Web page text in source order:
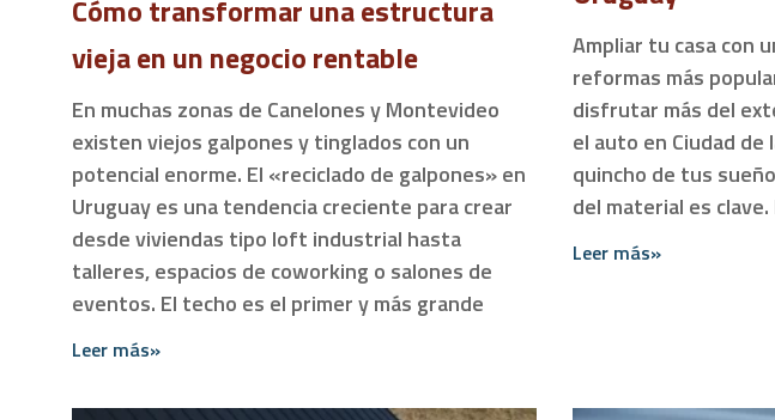
Cómo transformar una estructura
vieja en un negocio rentable
En muchas zonas de Canelones y Montevideo
existen viejos galpones y tinglados con un
potencial enorme. El «reciclado de galpones» en
Uruguay es una tendencia creciente para crear
desde viviendas tipo loft industrial hasta
talleres, espacios de coworking o salones de
eventos. El techo es el primer y más grande
Leer más»
Ampliar tu casa con
reformas más
disfrutar más del
el auto en Ciudad de
quincho de tus
del material es
Leer más»